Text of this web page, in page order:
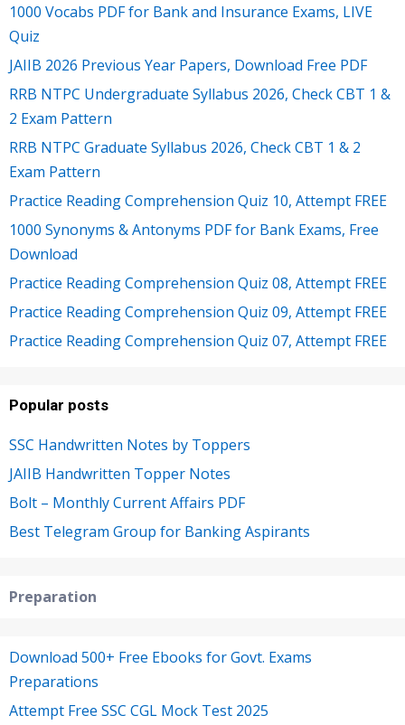
1000 Vocabs PDF for Bank and Insurance Exams, LIVE
Quiz
JAIIB 2026 Previous Year Papers, Download Free PDF
RRB NTPC Undergraduate Syllabus 2026, Check CBT 1 &
2 Exam Pattern
RRB NTPC Graduate Syllabus 2026, Check CBT 1 & 2
Exam Pattern
Practice Reading Comprehension Quiz 10, Attempt FREE
1000 Synonyms & Antonyms PDF for Bank Exams, Free
Download
Practice Reading Comprehension Quiz 08, Attempt FREE
Practice Reading Comprehension Quiz 09, Attempt FREE
Practice Reading Comprehension Quiz 07, Attempt FREE
Popular posts
SSC Handwritten Notes by Toppers
JAIIB Handwritten Topper Notes
Bolt – Monthly Current Affairs PDF
Best Telegram Group for Banking Aspirants
Preparation
Download 500+ Free Ebooks for Govt. Exams
Preparations
Attempt Free SSC CGL Mock Test 2025